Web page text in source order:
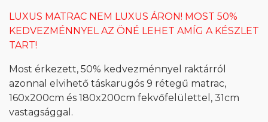
LUXUS MATRAC NEM LUXUS ÁRON! MOST 50%
KEDVEZMÉNNYEL AZ ÖNÉ LEHET AMÍG A KÉSZLET
TART!
Most érkezett, 50% kedvezménnyel raktárról
azonnal elvihető táskarugós 9 rétegű matrac,
160x200cm és 180x200cm fekvőfelülettel, 31cm
vastagsággal.